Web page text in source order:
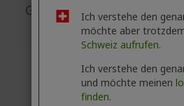
Garantie
Ich verstehe den
möchte aber
Schweiz aufrufen.
Ich verstehe den
und möchte meinen
finden.